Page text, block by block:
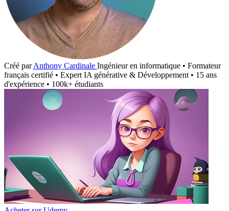
Créé par Anthony Cardinale Ingénieur en informatique • Formateur
français certifié • Expert IA générative & Développement • 15 ans
d'expérience • 100k+ étudiants